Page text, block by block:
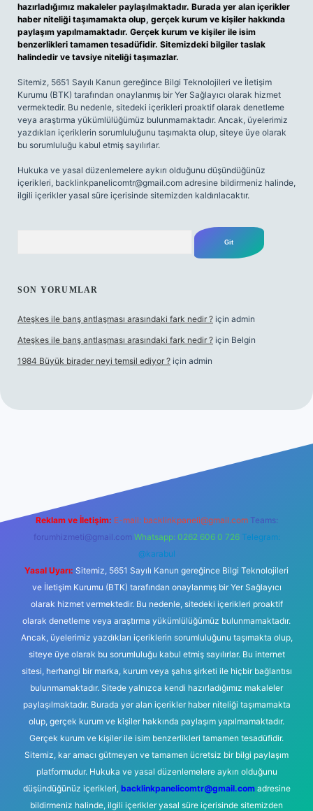
hazırladığımız makaleler paylaşılmaktadır. Burada yer alan içerikler
haber niteliği taşımamakta olup, gerçek kurum ve kişiler hakkında
paylaşım yapılmamaktadır. Gerçek kurum ve kişiler ile isim
benzerlikleri tamamen tesadüfidir. Sitemizdeki bilgiler taslak
halindedir ve tavsiye niteliği taşımazlar.
Sitemiz, 5651 Sayılı Kanun gereğince Bilgi Teknolojileri ve İletişim
Kurumu (BTK) tarafından onaylanmış bir Yer Sağlayıcı olarak hizmet
vermektedir. Bu nedenle, sitedeki içerikleri proaktif olarak denetleme
veya araştırma yükümlülüğümüz bulunmamaktadır. Ancak, üyelerimiz
yazdıkları içeriklerin sorumluluğunu taşımakta olup, siteye üye olarak
bu sorumluluğu kabul etmiş sayılırlar.
Hukuka ve yasal düzenlemelere aykırı olduğunu düşündüğünüz
içerikleri, backlinkpanelicomtr@gmail.com adresine bildirmeniz halinde,
ilgili içerikler yasal süre içerisinde sitemizden kaldırılacaktır.
SON YORUMLAR
Ateşkes ile barış antlaşması arasındaki fark nedir ? için admin
Ateşkes ile barış antlaşması arasındaki fark nedir ? için Belgin
1984 Büyük birader neyi temsil ediyor ? için admin
Reklam ve İletişim: E-mail: backlinkpaneli@gmail.com Teams:
forumhizmeti@gmail.com Whatsapp: 0262 606 0 726 Telegram:
@karabul
Yasal Uyarı: Sitemiz, 5651 Sayılı Kanun gereğince Bilgi Teknolojileri
ve İletişim Kurumu (BTK) tarafından onaylanmış bir Yer Sağlayıcı
olarak hizmet vermektedir. Bu nedenle, sitedeki içerikleri proaktif
olarak denetleme veya araştırma yükümlülüğümüz bulunmamaktadır.
Ancak, üyelerimiz yazdıkları içeriklerin sorumluluğunu taşımakta olup,
siteye üye olarak bu sorumluluğu kabul etmiş sayılırlar. Bu internet
sitesi, herhangi bir marka, kurum veya şahıs şirketi ile hiçbir bağlantısı
bulunmamaktadır. Sitede yalnızca kendi hazırladığımız makaleler
paylaşılmaktadır. Burada yer alan içerikler haber niteliği taşımamakta
olup, gerçek kurum ve kişiler hakkında paylaşım yapılmamaktadır.
Gerçek kurum ve kişiler ile isim benzerlikleri tamamen tesadüfidir.
Sitemiz, kar amacı gütmeyen ve tamamen ücretsiz bir bilgi paylaşım
platformudur. Hukuka ve yasal düzenlemelere aykırı olduğunu
düşündüğünüz içerikleri, backlinkpanelicomtr@gmail.comadresine
bildirmeniz halinde, ilgili içerikler yasal süre içerisinde sitemizden